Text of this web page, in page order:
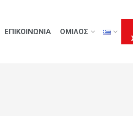
ΕΠΙΚΟΙΝΩΝΙΑ ΟΜΙΛΟΣ